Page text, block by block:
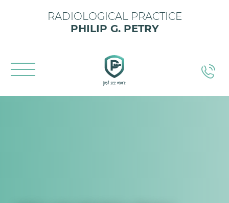
RADIOLOGICAL PRACTICE
PHILIP G. PETRY